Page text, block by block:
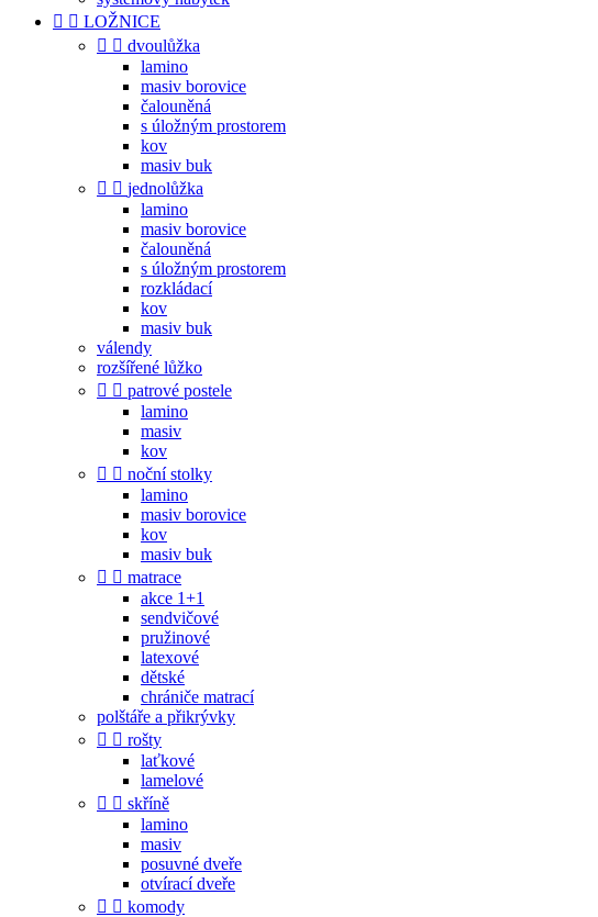
  LOŽNICE
  dvoulůžka
lamino
masiv borovice
čalouněná
s úložným prostorem
kov
masiv buk
  jednolůžka
lamino
masiv borovice
čalouněná
s úložným prostorem
rozkládací
kov
masiv buk
válendy
rozšířené lůžko
  patrové postele
lamino
masiv
kov
  noční stolky
lamino
masiv borovice
kov
masiv buk
  matrace
akce 1+1
sendvičové
pružinové
latexové
dětské
chrániče matrací
polštáře a přikrývky
  rošty
laťkové
lamelové
  skříně
lamino
masiv
posuvné dveře
otvírací dveře
  komody